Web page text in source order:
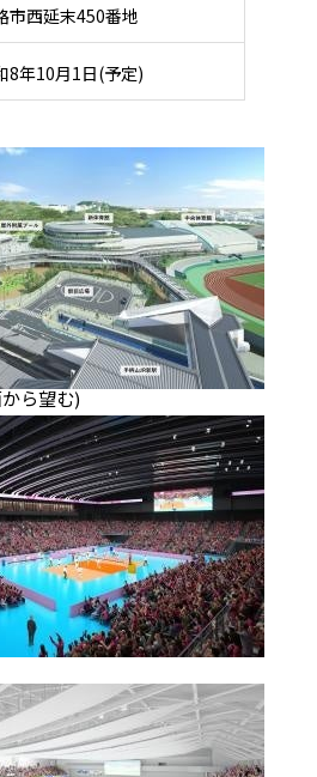
市西延末450番地
8年10月1日(予定)
ら望む)